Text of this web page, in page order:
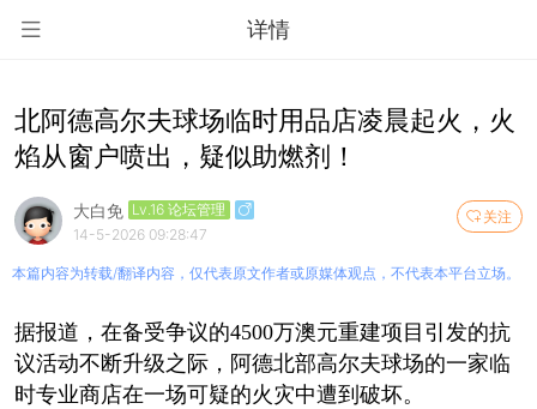
详情
北阿德高尔夫球场临时用品店凌晨起火，火
焰从窗户喷出，疑似助燃剂！
关注
大白免 Lv.16 论坛管理
14-5-2026 09:28:47
本篇内容为转载/翻译内容，仅代表原文作者或原媒体观点，不代表本平台立场。
据报道，在备受争议的4500万澳元重建项目引发的抗
议活动不断升级之际，阿德北部高尔夫球场的一家临
时专业商店在一场可疑的火灾中遭到破坏。